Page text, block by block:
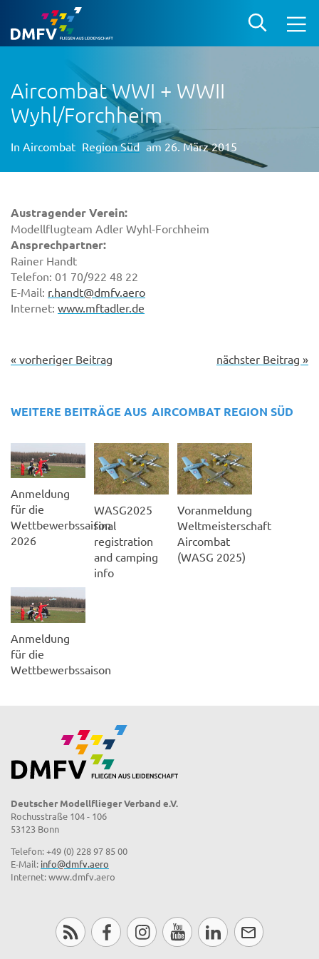
Aircombat WWI + WWII
Wyhl/Forchheim
In Aircombat Region Süd am 26. März 2015
Austragender Verein:
Modellflugteam Adler Wyhl-Forchheim
Ansprechpartner:
Rainer Handt
Telefon: 01 70/922 48 22
E-Mail: r.handt@dmfv.aero
Internet: www.mftadler.de
« vorheriger Beitrag nächster Beitrag »
WEITERE BEITRÄGE AUS AIRCOMBAT REGION SÜD
Anmeldung
für die
Wettbewerbssaison
2026
WASG2025
final
registration
and camping
info
Voranmeldung
Weltmeisterschaft
Aircombat
(WASG 2025)
Anmeldung
für die
Wettbewerbssaison
Deutscher Modellflieger Verband e.V.
Rochusstraße 104 - 106
53123 Bonn
Telefon: +49 (0) 228 97 85 00
E-Mail: info@dmfv.aero
Internet: www.dmfv.aero